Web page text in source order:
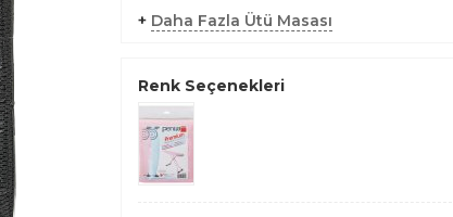
+ Daha Fazla Ütü Masası
Renk Seçenekleri